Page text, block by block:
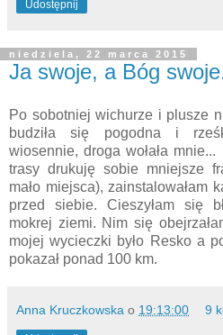
Udostępnij
niedziela, 22 marca 2015
Ja swoje, a Bóg
Po sobotniej wichurze i plusze
budziła się pogodna i
wiosennie, droga wołała
trasy drukuję sobie mniejsze
mało miejsca), zainstalowałam
przed siebie. Cieszyłam się
mokrej ziemi. Nim się
mojej wycieczki było Resko a
pokazał ponad 100 km.
Anna Kruczkowska o 19:13:00 9